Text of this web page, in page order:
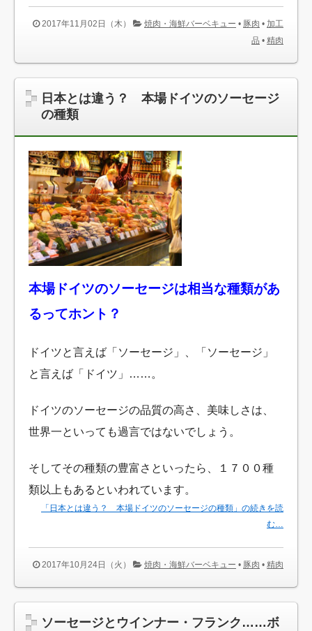
2017年11月02日（木） 焼肉・海鮮バーベキュー • 豚肉 • 加工
品 • 精肉
日本とは違う？ 本場ドイツのソーセージ
の種類
本場ドイツのソーセージは相当な種類があ
るってホント？
ドイツと言えば「ソーセージ」、「ソーセージ」
と言えば「ドイツ」……。
ドイツのソーセージの品質の高さ、美味しさは、
世界一といっても過言ではないでしょう。
そしてその種類の豊富さといったら、１７００種
類以上もあるといわれています。
「日本とは違う？ 本場ドイツのソーセージの種類」の続きを読
む…
2017年10月24日（火） 焼肉・海鮮バーベキュー • 豚肉 • 精肉
ソーセージとウインナー・フランク……ボ